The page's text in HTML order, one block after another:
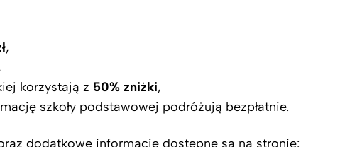
,
korzystają z 50% zniżki,
szkoły podstawowej podróżują bezpłatnie.
dodatkowe informacje dostępne są na stronie: